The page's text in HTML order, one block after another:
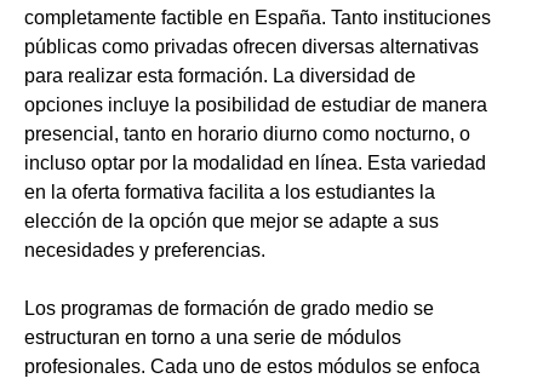
completamente factible en España. Tanto instituciones
públicas como privadas ofrecen diversas alternativas
para realizar esta formación. La diversidad de
opciones incluye la posibilidad de estudiar de manera
presencial, tanto en horario diurno como nocturno, o
incluso optar por la modalidad en línea. Esta variedad
en la oferta formativa facilita a los estudiantes la
elección de la opción que mejor se adapte a sus
necesidades y preferencias.
Los programas de formación de grado medio se
estructuran en torno a una serie de módulos
profesionales. Cada uno de estos módulos se enfoca